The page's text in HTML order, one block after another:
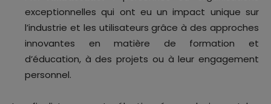
exceptionnelles qui ont eu un impact unique sur
l’industrie et les utilisateurs grâce à des approches
innovantes en matière de formation et
d’éducation, à des projets ou à leur engagement
personnel.